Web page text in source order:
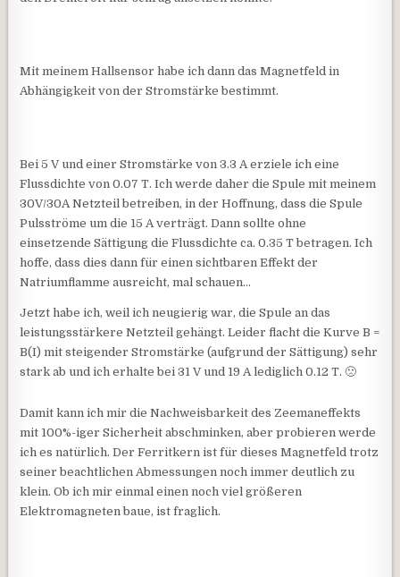
Mit meinem Hallsensor habe ich dann das Magnetfeld in
Abhängigkeit von der Stromstärke bestimmt.
Bei 5 V und einer Stromstärke von 3.3 A erziele ich eine
Flussdichte von 0.07 T. Ich werde daher die Spule mit meinem
30V/30A Netzteil betreiben, in der Hoffnung, dass die Spule
Pulsströme um die 15 A verträgt. Dann sollte ohne
einsetzende Sättigung die Flussdichte ca. 0.35 T betragen. Ich
hoffe, dass dies dann für einen sichtbaren Effekt der
Natriumflamme ausreicht, mal schauen…
Jetzt habe ich, weil ich neugierig war, die Spule an das
leistungsstärkere Netzteil gehängt. Leider flacht die Kurve B =
B(I) mit steigender Stromstärke (aufgrund der Sättigung) sehr
stark ab und ich erhalte bei 31 V und 19 A lediglich 0.12 T. 🙁
Damit kann ich mir die Nachweisbarkeit des Zeemaneffekts
mit 100%-iger Sicherheit abschminken, aber probieren werde
ich es natürlich. Der Ferritkern ist für dieses Magnetfeld trotz
seiner beachtlichen Abmessungen noch immer deutlich zu
klein. Ob ich mir einmal einen noch viel größeren
Elektromagneten baue, ist fraglich.